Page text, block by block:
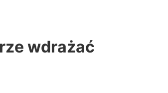
wdrażać